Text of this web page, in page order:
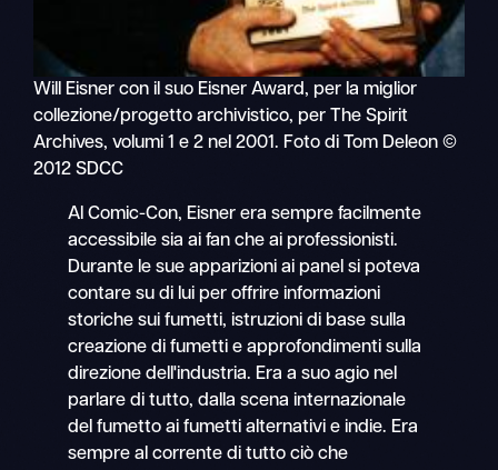
Will Eisner con il suo Eisner Award, per la miglior
collezione/progetto archivistico, per The Spirit
Archives, volumi 1 e 2 nel 2001. Foto di Tom Deleon ©
2012 SDCC
Al Comic-Con, Eisner era sempre facilmente
accessibile sia ai fan che ai professionisti.
Durante le sue apparizioni ai panel si poteva
contare su di lui per offrire informazioni
storiche sui fumetti, istruzioni di base sulla
creazione di fumetti e approfondimenti sulla
direzione dell'industria. Era a suo agio nel
parlare di tutto, dalla scena internazionale
del fumetto ai fumetti alternativi e indie. Era
sempre al corrente di tutto ciò che